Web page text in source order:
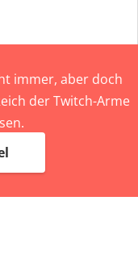
immer, aber doch
der Twitch-Arme